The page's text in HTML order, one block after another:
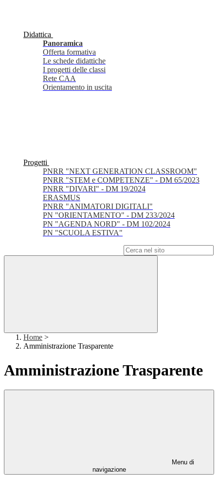
Didattica
Panoramica
Offerta formativa
Le schede didattiche
I progetti delle classi
Rete CAA
Orientamento in uscita
Progetti
PNRR "NEXT GENERATION CLASSROOM"
PNRR "STEM e COMPETENZE" - DM 65/2023
PNRR "DIVARI" - DM 19/2024
ERASMUS
PNRR "ANIMATORI DIGITALI"
PN "ORIENTAMENTO" - DM 233/2024
PN "AGENDA NORD" - DM 102/2024
PN "SCUOLA ESTIVA"
Home >
Amministrazione Trasparente
Amministrazione Trasparente
Menu di
navigazione